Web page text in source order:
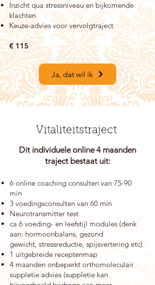
Naast ademwerk kan ik je ook leren
ontspannen door mindfulness, pranayama
of Yin Yoga.
Inzicht qua stressniveau en bijkomende
klachten
Keuze-advies voor vervolgtraject
€115
Ja, dat wil ik
Vitaliteitstraject
Dit individuele online 4 maanden
traject bestaat uit:
6 online coaching consulten van 75-90
min
3 voedingsconsulten van 60 min
Neurotransmitter test
ca 6 voeding- en leefstijl modules (denk
aan: hormoonbalans, gezond
gewicht, stressreductie, spijsvertering etc)
1 uitgebreide receptenmap
4 maanden onbeperkt orthomoleculair
suppletie advies (suppletie kan